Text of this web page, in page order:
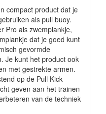
compact product dat je
als pull buoy.
Pro als zwemplankje,
dat je goed kunt
gevormde
Je kunt het product ook
met gestrekte armen.
op de Pull Kick
geven aan het trainen
van de techniek